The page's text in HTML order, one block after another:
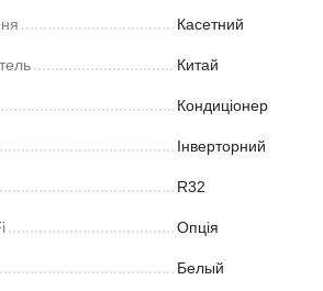
Касетний
Китай
Кондиціонер
Інверторний
R32
Опція
Белый